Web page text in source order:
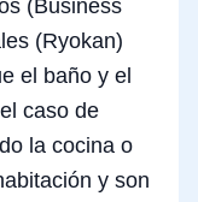
(Business
(Ryokan)
el baño y el
caso de
la cocina o
y son